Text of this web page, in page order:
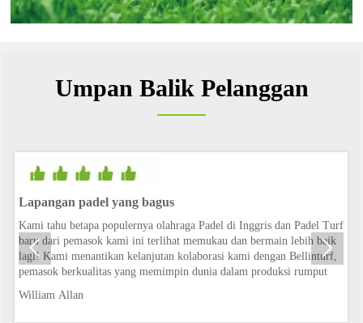
Umpan Balik Pelanggan
.
Lapangan padel yang bagus
Kami tahu betapa populernya olahraga Padel di Inggris dan Padel Turf
baru dari pemasok kami ini terlihat memukau dan bermain lebih baik
lagi! Kami menantikan kelanjutan kolaborasi kami dengan Bellinturf,
pemasok berkualitas yang memimpin dunia dalam produksi rumput
William Allan
 